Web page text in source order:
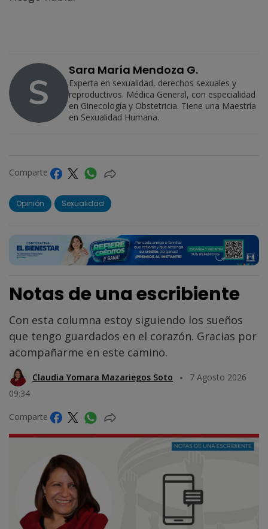
Sara María Mendoza G.
Experta en sexualidad, derechos sexuales y
reproductivos. Médica General, con especialidad
en Ginecología y Obstetricia. Tiene una Maestría
en Sexualidad Humana.
Comparte
Opinión Sexualidad
Notas de una escribiente
Con esta columna estoy siguiendo los sueños
que tengo guardados en el corazón. Gracias por
acompañarme en este camino.
Claudia Yomara Mazariegos Soto
7 Agosto 2026
09:34
Comparte